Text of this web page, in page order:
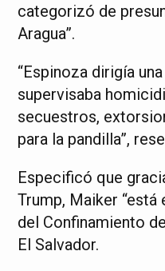
categorizó de
Aragua”.
“Espinoza dirigía
supervisaba
secuestros,
para la pandilla”,
Especificó que
Trump, Maiker “está
del Confinamiento
El Salvador.